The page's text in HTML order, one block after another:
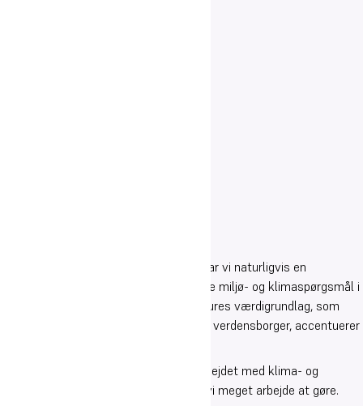
Som dannelses- og uddannelsessted har vi naturligvis en
forpligtelse til at inddrage og medtænke miljø- og klimaspørgsmål i
både undervisning og drift. Skolerne i Oures værdigrundlag, som
betoner dannelsen til myndig, ansvarlig verdensborger, accentuerer
På nogle områder er vi godt med ift. arbejdet med klima- og
miljøspørgsmål. På andre områder har vi meget arbejde at gøre.